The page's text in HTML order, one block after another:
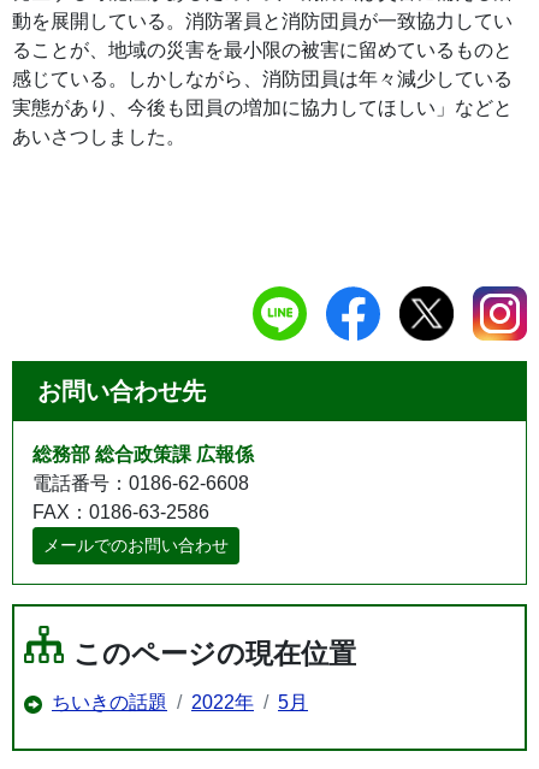
動を展開している。消防署員と消防団員が一致協力してい
ることが、地域の災害を最小限の被害に留めているものと
感じている。しかしながら、消防団員は年々減少している
実態があり、今後も団員の増加に協力してほしい」などと
あいさつしました。
お問い合わせ先
総務部 総合政策課 広報係
電話番号：0186-62-6608
FAX：0186-63-2586
メールでのお問い合わせ
このページの現在位置
ちいきの話題 2022年 5月